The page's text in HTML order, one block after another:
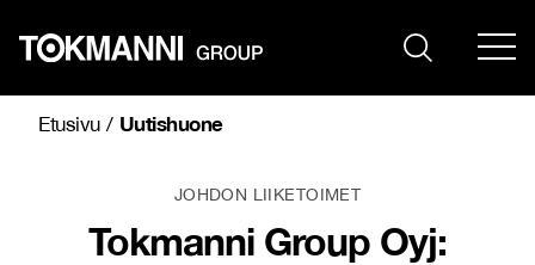
sisältöön
Etusivu/ Uutishuone
JOHDON LIIKETOIMET
Tokmanni Group Oyj: